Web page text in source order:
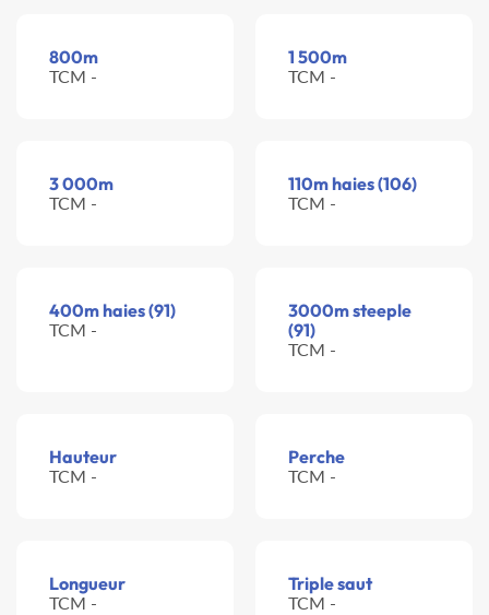
800m
TCM -
1 500m
TCM -
3 000m
TCM -
110m haies (106)
TCM -
400m haies (91)
TCM -
3000m steeple
(91)
TCM -
Hauteur
TCM -
Perche
TCM -
Longueur
TCM -
Triple saut
TCM -